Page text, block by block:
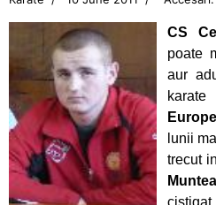
CS Ceahlăul, din
Aur pentru
Campionatul
Mândri să
Bianca Drăghici
Cupa României
CS
poate
aur
lunii
trecut
cistigat